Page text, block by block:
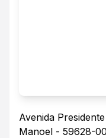
Avenida
Manoel - 59628-